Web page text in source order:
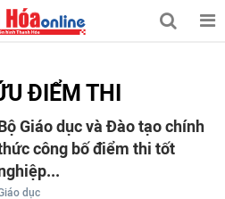
ĐIỂM THI
Giáo dục và Đào tạo chính
công bố điểm thi tốt
dục